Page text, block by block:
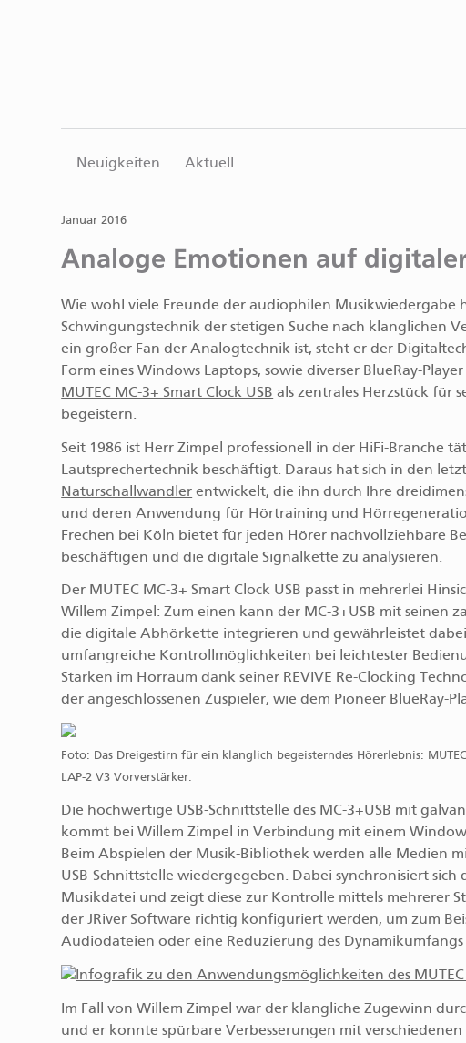
Neuigkeiten Aktuell
Januar 2016
Analoge Emotionen auf
Wie wohl viele Freunde der audiophilen Musikwiedergabe
Schwingungstechnik der stetigen Suche nach klanglichen
ein großer Fan der Analogtechnik ist, steht er der
Form eines Windows Laptops, sowie diverser BlueRay-
MUTEC MC-3+ Smart Clock USB als zentrales Herzstück für
begeistern.
Seit 1986 ist Herr Zimpel professionell in der HiFi-Branche
Lautsprechertechnik beschäftigt. Daraus hat sich in den
Naturschallwandler entwickelt, die ihn durch Ihre
und deren Anwendung für Hörtraining und
Frechen bei Köln bietet für jeden Hörer nachvollziehbare
beschäftigen und die digitale Signalkette zu analysieren.
Der MUTEC MC-3+ Smart Clock USB passt in mehrerlei
Willem Zimpel: Zum einen kann der MC-3+USB mit seinen
die digitale Abhörkette integrieren und gewährleistet
umfangreiche Kontrollmöglichkeiten bei leichtester
Stärken im Hörraum dank seiner REVIVE Re-Clocking
der angeschlossenen Zuspieler, wie dem Pioneer BlueRay-
Foto: Das Dreigestirn für ein klanglich begeisterndes Hörerlebnis:
LAP-2 V3 Vorverstärker.
Die hochwertige USB-Schnittstelle des MC-3+USB mit
kommt bei Willem Zimpel in Verbindung mit einem
Beim Abspielen der Musik-Bibliothek werden alle Medien
USB-Schnittstelle wiedergegeben. Dabei synchronisiert
Musikdatei und zeigt diese zur Kontrolle mittels mehrerer
der JRiver Software richtig konfiguriert werden, um zum
Audiodateien oder eine Reduzierung des
Im Fall von Willem Zimpel war der klangliche Zugewinn
und er konnte spürbare Verbesserungen mit